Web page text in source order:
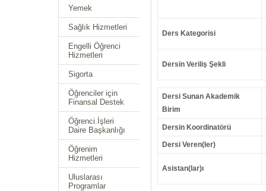
Yemek
Sağlık Hizmetleri
Engelli Öğrenci
Hizmetleri
Sigorta
Öğrenciler için
Finansal Destek
Öğrenci İşleri
Daire Başkanlığı
Öğrenim
Hizmetleri
Uluslarası
Programlar
Ders Kategorisi
Dersin Veriliş Şekli
Dersi Sunan Akademik
Birim
Dersin Koordinatörü
Dersi Veren(ler)
Asistan(lar)ı